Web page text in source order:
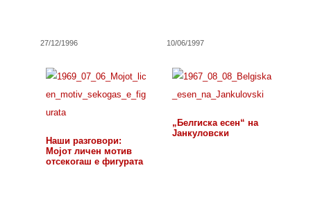
27/12/1996 10/06/1997
Наши разговори:
Мојот личен мотив
отсекогаш е фигурата
„Белгиска есен“ на
Јанкуловски